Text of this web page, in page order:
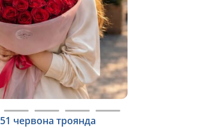
51 червона троянда